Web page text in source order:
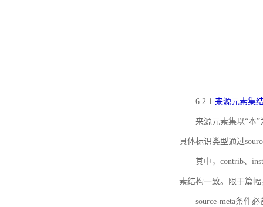
6.2.1 来源元素集
来源元素集以“本
具体标识类型通过
其中，contrib、
素结构一致。限于篇
source-meta条件